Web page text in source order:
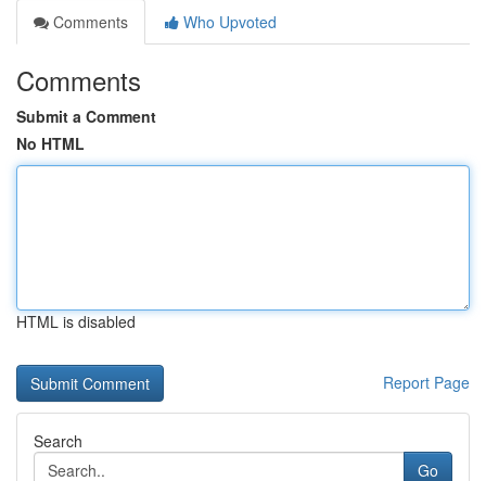
Comments
Who Upvoted
Comments
Submit a Comment
No HTML
HTML is disabled
Report Page
Search
Go